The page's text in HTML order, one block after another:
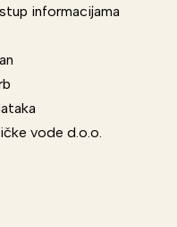
informacijama
vode d.o.o.